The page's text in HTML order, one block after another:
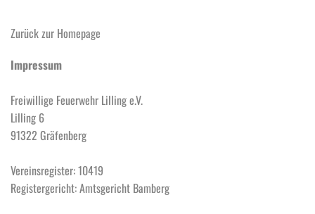
Zurück zur Homepage
Impressum
Freiwillige Feuerwehr Lilling e.V.
Lilling 6
91322 Gräfenberg
Vereinsregister: 10419
Registergericht: Amtsgericht Bamberg